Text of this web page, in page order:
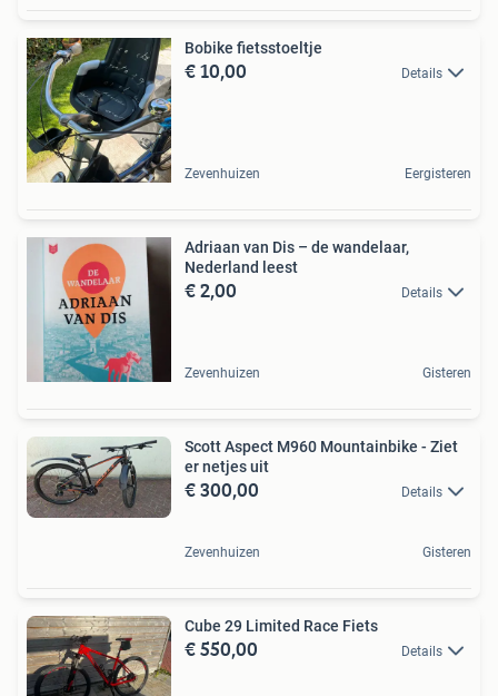
Bobike fietsstoeltje
€ 10,00 Details
Zevenhuizen Eergisteren
Adriaan van Dis – de wandelaar,
Nederland leest
€ 2,00 Details
Zevenhuizen Gisteren
Scott Aspect M960 Mountainbike - Ziet
er netjes uit
€ 300,00 Details
Zevenhuizen Gisteren
Cube 29 Limited Race Fiets
€ 550,00 Details